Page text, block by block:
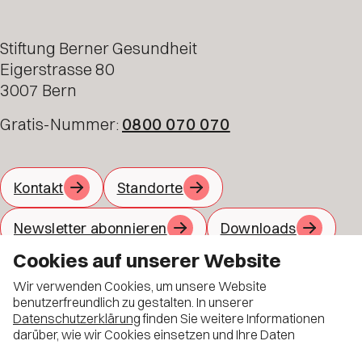
Stiftung Berner Gesundheit
Eigerstrasse 80
3007 Bern
Gratis-Nummer: 0800 070 070
Kontakt Standorte
Newsletter abonnieren Downloads
Jobs Material bestellen
Allgemeine Geschäftsbedingungen
Datenschutz
Cookies auf unserer Website
Wir verwenden Cookies, um unsere Website
benutzerfreundlich zu gestalten. In unserer
Datenschutzerklärungfinden Sie weitere Informationen
darüber, wie wir Cookies einsetzen und Ihre Daten